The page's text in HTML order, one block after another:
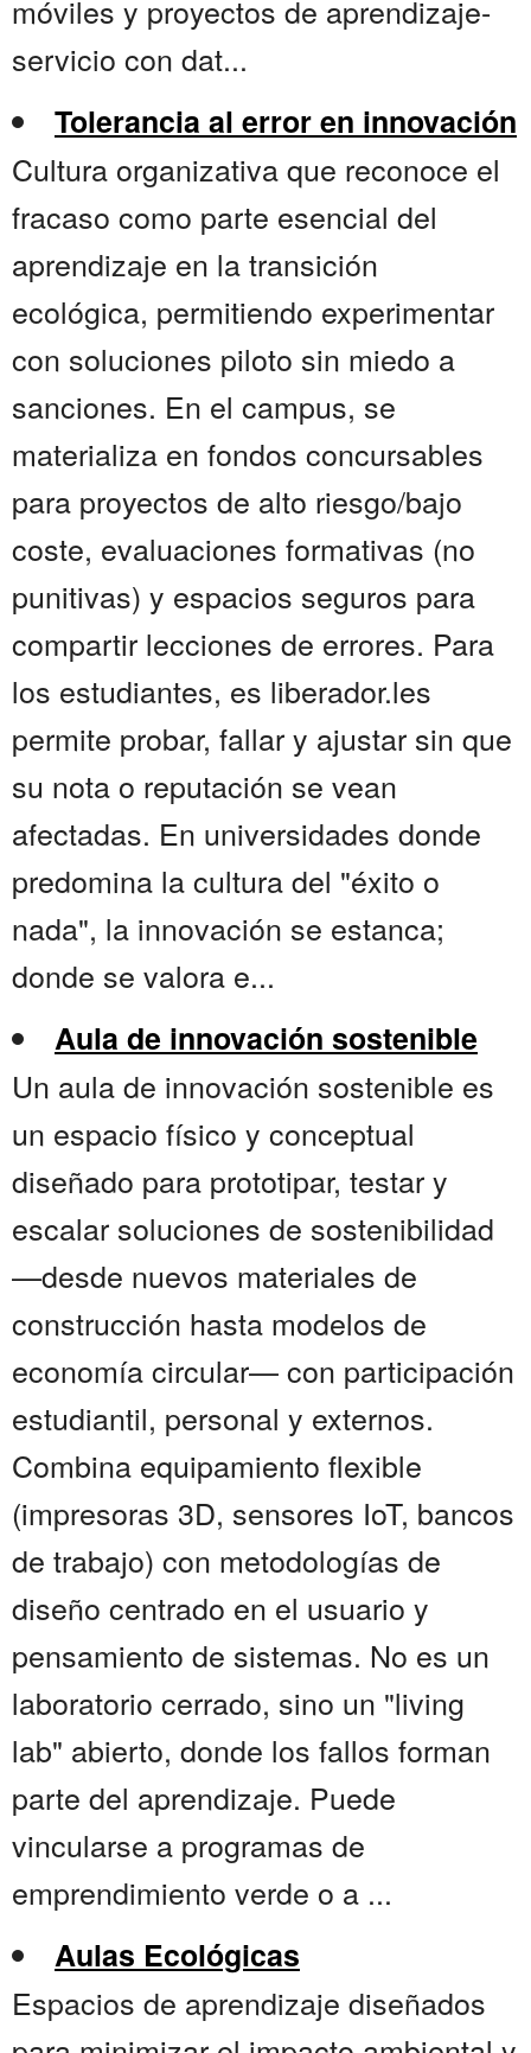
móviles y proyectos de aprendizaje-
servicio con dat...
Tolerancia al error en innovación
Cultura organizativa que reconoce el
fracaso como parte esencial del
aprendizaje en la transición
ecológica, permitiendo experimentar
con soluciones piloto sin miedo a
sanciones. En el campus, se
materializa en fondos concursables
para proyectos de alto riesgo/bajo
coste, evaluaciones formativas (no
punitivas) y espacios seguros para
compartir lecciones de errores. Para
los estudiantes, es liberador.les
permite probar, fallar y ajustar sin que
su nota o reputación se vean
afectadas. En universidades donde
predomina la cultura del "éxito o
nada", la innovación se estanca;
donde se valora e...
Aula de innovación sostenible
Un aula de innovación sostenible es
un espacio físico y conceptual
diseñado para prototipar, testar y
escalar soluciones de sostenibilidad
—desde nuevos materiales de
construcción hasta modelos de
economía circular— con participación
estudiantil, personal y externos.
Combina equipamiento flexible
(impresoras 3D, sensores IoT, bancos
de trabajo) con metodologías de
diseño centrado en el usuario y
pensamiento de sistemas. No es un
laboratorio cerrado, sino un "living
lab" abierto, donde los fallos forman
parte del aprendizaje. Puede
vincularse a programas de
emprendimiento verde o a ...
Aulas Ecológicas
Espacios de aprendizaje diseñados